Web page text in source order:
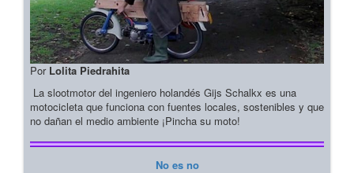
Por Lolita Piedrahita
La slootmotor del ingeniero holandés Gijs Schalkx es una
motocicleta que funciona con fuentes locales, sostenibles y que
no dañan el medio ambiente ¡Pincha su moto!
No es no